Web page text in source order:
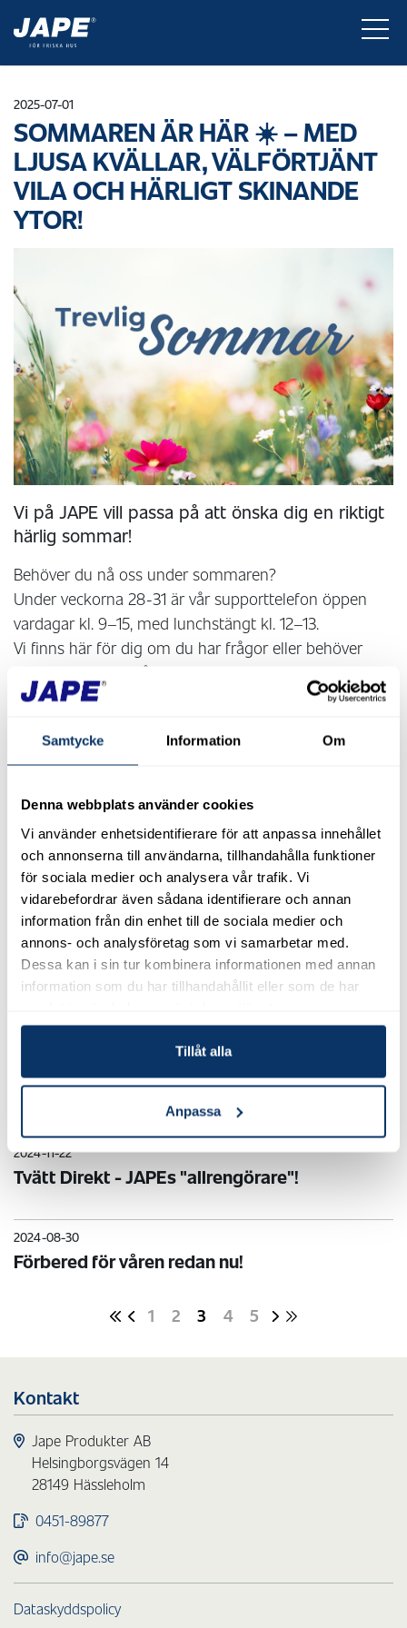
Samtycke Information Om
Denna webbplats använder cookies
Vi använder enhetsidentifierare för att anpassa innehållet
och annonserna till användarna, tillhandahålla funktioner
för sociala medier och analysera vår trafik. Vi
vidarebefordrar även sådana identifierare och annan
information från din enhet till de sociala medier och
annons- och analysföretag som vi samarbetar med.
Dessa kan i sin tur kombinera informationen med annan
information som du har tillhandahållit eller som de har
Tillåt alla
Anpassa
2025-07-01
SOMMAREN ÄR HÄR ☀️ – MED
LJUSA KVÄLLAR, VÄLFÖRTJÄNT
VILA OCH HÄRLIGT SKINANDE
YTOR!
Vi på JAPE vill passa på att önska dig en riktigt
härlig sommar!
Behöver du nå oss under sommaren?
Under veckorna 28-31 är vår supporttelefon öppen
vardagar kl. 9–15, med lunchstängt kl. 12–13.
Vi finns här för dig om du har frågor eller behöver
vägledning kring våra produkter.
☀️🧼🏠
JAPE Produkter
2025-06-02
Jape på Sweden Rock Festival
Rocka med Jape på Sweden Rock!
2025-04-16
Tack alla för detta sagolika år!
2024-11-22
Tvätt Direkt - JAPEs "allrengörare"!
2024-08-30
Förbered för våren redan nu!
1 2 3 4 5
Kontakt
Jape Produkter AB
Helsingborgsvägen 14
28149 Hässleholm
0451-89877
info@jape.se
Dataskyddspolicy